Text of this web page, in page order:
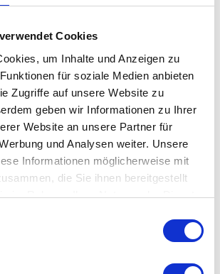
Cookies
um Inhalte und Anzeigen zu
für soziale Medien anbieten
Zugriffe auf unsere Website zu
geben wir Informationen zu Ihrer
Website an unsere Partner für
und Analysen weiter. Unsere
Informationen möglicherweise mit
die Sie ihnen bereitgestellt
im Rahmen Ihrer Nutzung der Dienste
Raum ein und verleiht ihm eine
eine gemütliche Atmosphäre. Als
sie sich zudem für Freunde und
Kissenzu schätzen wissen.
Kissenhülle ist die perfekte
VOLK Decke
Duo für Ihr Zuhause. Kombinieren Sie
voller Wärme und Geborgenheit.